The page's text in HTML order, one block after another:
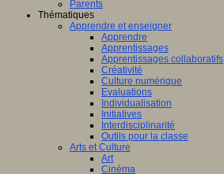
Parents
Thématiques
Apprendre et enseigner
Apprendre
Apprentissages
Apprentissages collaboratifs
Créativité
Culture numérique
Evaluations
Individualisation
Initiatives
Interdisciplinarité
Outils pour la classe
Arts et Culture
Art
Cinéma